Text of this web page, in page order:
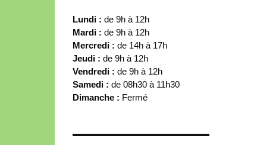
Lundi : de 9h à 12h
Mardi : de 9h à 12h
Mercredi : de 14h à 17h
Jeudi : de 9h à 12h
Vendredi : de 9h à 12h
Samedi : de 08h30 à 11h30
Dimanche : Fermé